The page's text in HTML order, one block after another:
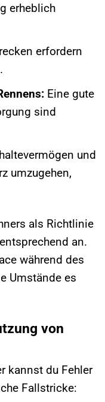
erheblich
erfordern
Eine gute
sind
und
umzugehen,
als Richtlinie
an.
während des
Umstände es
von
kannst du Fehler
Fallstricke: